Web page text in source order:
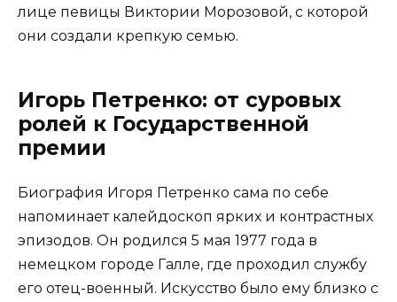
лице певицы Виктории Морозовой, с которой
они создали крепкую семью.
Игорь Петренко: от суровых
ролей к Государственной
премии
Биография Игоря Петренко сама по себе
напоминает калейдоскоп ярких и контрастных
эпизодов. Он родился 5 мая 1977 года в
немецком городе Галле, где проходил службу
его отец-военный. Искусство было ему близко с